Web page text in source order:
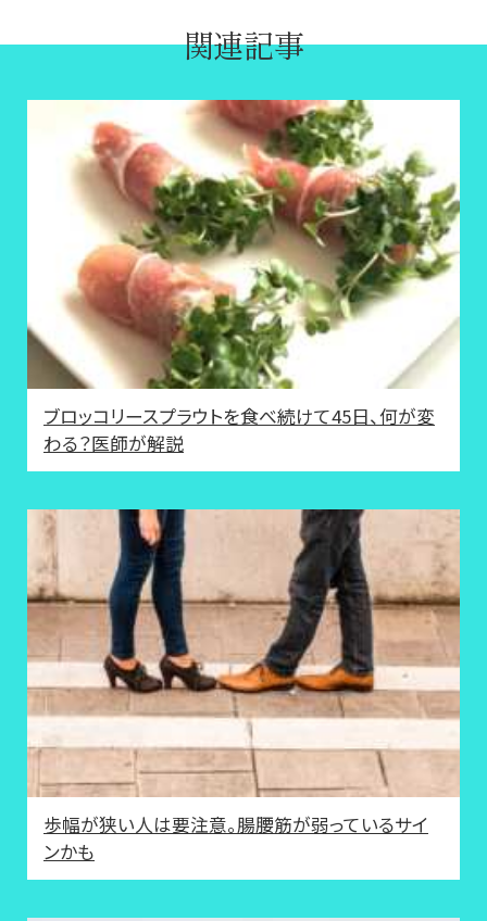
関連記事
ブロッコリースプラウトを食べ続けて45日、何が変
わる？医師が解説
歩幅が狭い人は要注意。腸腰筋が弱っているサイ
ンかも